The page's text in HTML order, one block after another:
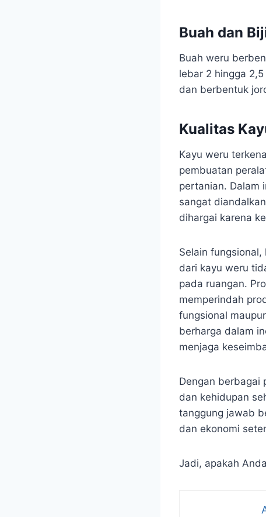
Buah dan
Buah weru
lebar 2 hingga
dan berbentuk
Kualitas
Kayu weru
pembuatan
pertanian. Dalam
sangat
dihargai karena
Selain
dari kayu weru
pada ruangan.
memperindah
fungsional
berharga dalam
menjaga
Dengan berbagai
dan kehidupan
tanggung jawab
dan ekonomi
Jadi, apakah